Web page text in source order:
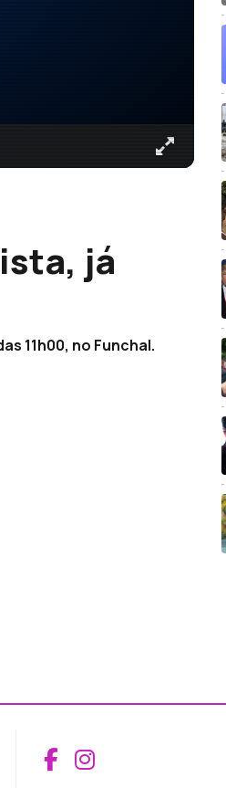
já
11h00, no Funchal.
Aceder ao
Aceder ao